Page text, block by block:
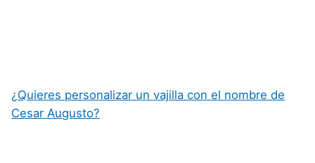
¿Quieres personalizar un vajilla con el nombre de
Cesar Augusto?